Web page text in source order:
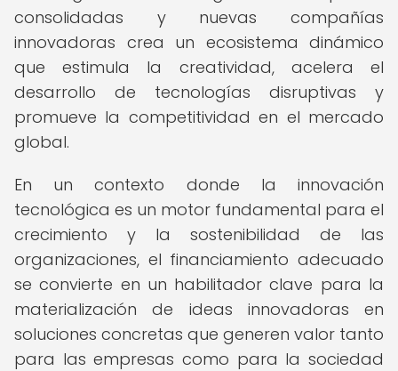
consolidadas y nuevas compañías
innovadoras crea un ecosistema dinámico
que estimula la creatividad, acelera el
desarrollo de tecnologías disruptivas y
promueve la competitividad en el mercado
global.
En un contexto donde la innovación
tecnológica es un motor fundamental para el
crecimiento y la sostenibilidad de las
organizaciones, el financiamiento adecuado
se convierte en un habilitador clave para la
materialización de ideas innovadoras en
soluciones concretas que generen valor tanto
para las empresas como para la sociedad